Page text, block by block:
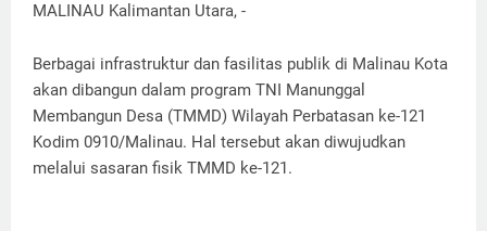
MALINAU Kalimantan Utara, -
Berbagai infrastruktur dan fasilitas publik di Malinau Kota
akan dibangun dalam program TNI Manunggal
Membangun Desa (TMMD) Wilayah Perbatasan ke-121
Kodim 0910/Malinau. Hal tersebut akan diwujudkan
melalui sasaran fisik TMMD ke-121.